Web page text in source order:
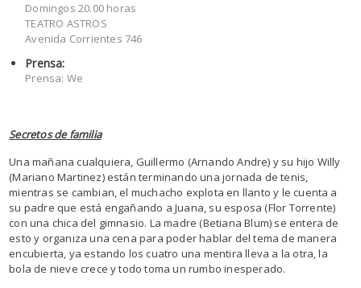
Domingos 20.00 horas
TEATRO ASTROS
Avenida Corrientes 746
Prensa:
Prensa: We
Secretos de familia
Una mañana cualquiera, Guillermo (Arnando Andre) y su hijo Willy
(Mariano Martinez) están terminando una jornada de tenis,
mientras se cambian, el muchacho explota en llanto y le cuenta a
su padre que está engañando a Juana, su esposa (Flor Torrente)
con una chica del gimnasio. La madre (Betiana Blum) se entera de
esto y organiza una cena para poder hablar del tema de manera
encubierta, ya estando los cuatro una mentira lleva a la otra, la
bola de nieve crece y todo toma un rumbo inesperado.